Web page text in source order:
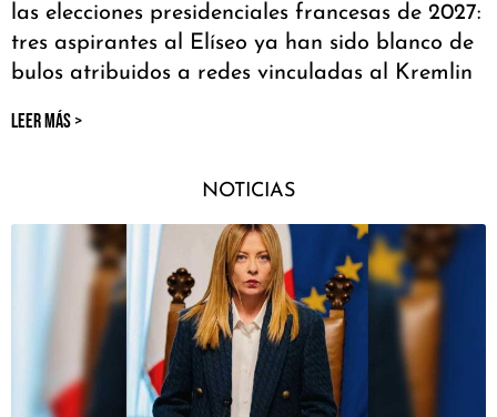
las elecciones presidenciales francesas de 2027:
tres aspirantes al Elíseo ya han sido blanco de
bulos atribuidos a redes vinculadas al Kremlin
LEER MÁS >
NOTICIAS